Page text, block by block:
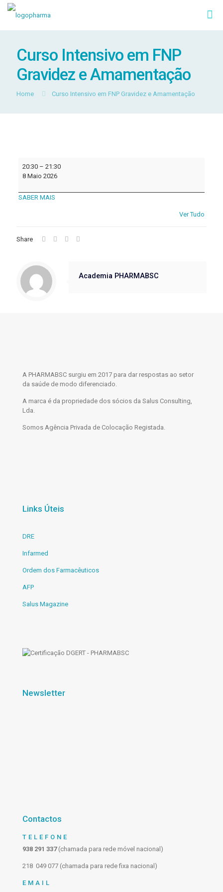
Curso Intensivo em FNP
Gravidez e Amamentação
Home Curso Intensivo em FNP Gravidez e Amamentação
FNP
Gravidez
20:30 – 21:30
8 Maio 2026
SABER MAIS
Ver Tudo
Share
Academia PHARMABSC
A PHARMABSC surgiu em 2017 para dar respostas ao setor
da saúde de modo diferenciado.
A marca é da propriedade dos sócios da Salus Consulting,
Lda.
Somos Agência Privada de Colocação Registada.
Links Úteis
DRE
Infarmed
Ordem dos Farmacêuticos
AFP
Salus Magazine
Newsletter
Contactos
TELEFONE
938 291 337(chamada para rede móvel nacional)
218 049 077 (chamada para rede fixa nacional)
EMAIL